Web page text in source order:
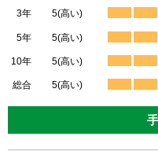
3年
5年
10年
総合
5(高い)
5(高い)
5(高い)
5(高い)